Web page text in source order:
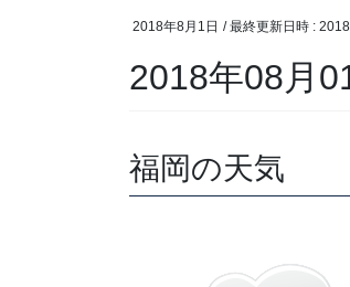
2018年8月1日 / 最終更新日時 :
2018年08月
福岡の天気